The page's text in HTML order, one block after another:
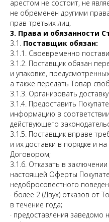
арестом не состоит, не
не обременен другими
прав третьих лиц.
3. Права и обязанности
3.1. Поставщик обязан:
3.1.1. Своевременно
3.1.2. Поставщик обязан
и упаковке,
а также передать Товар
3.1.3. Организовать
3.1.4. Предоставить
информацию в
действующего
3.1.5. Поставщик вправе
и их доставки в порядке и
Договором;
3.1.6. Отказать в
настоящей Оферты
недобросовестного
· более 2 (Двух) отказов от
в течение года;
· предоставления